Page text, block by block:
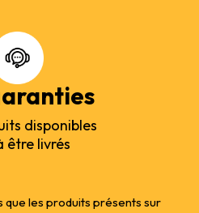
disponibles
être livrés
que les produits présents sur